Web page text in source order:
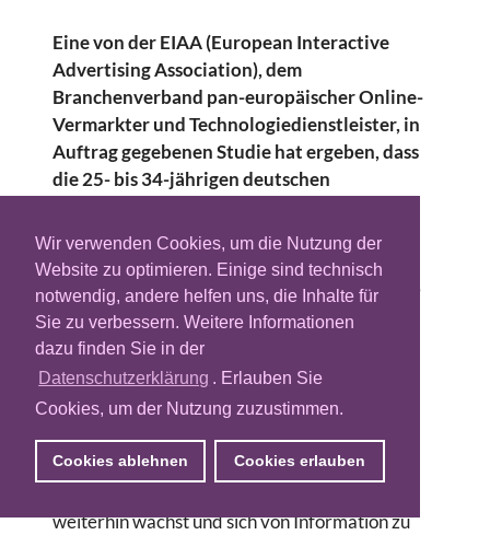
Wir verwenden Cookies, um die Nutzung der
Website zu optimieren. Einige sind technisch
notwendig, andere helfen uns, die Inhalte für
Sie zu verbessern. Weitere Informationen
dazu finden Sie in der
Datenschutzerklärung . Erlauben Sie
Cookies, um der Nutzung zuzustimmen.
Cookies ablehnen Cookies erlauben
Eine von der EIAA (European Interactive
Advertising Association), dem
Branchenverband pan-europäischer Online-
Vermarkter und Technologiedienstleister, in
Auftrag gegebenen Studie hat ergeben, dass
die 25- bis 34-jährigen deutschen
bereits genauso häufig online surfen wie sie
fernsehen. Dabei sollen sie mit wöchentlich
14,4 Stunden nahezu gleich viel Zeit im Web
wie vor dem TV-Gerät (14,7 Stunden)
verbringen. Im Rahmen der "Mediascope
Europe 2008" wurden über 9.000
Internetnutzer in ganz Europa, davon mehr
als 1.000 in Deutschland befragt.
Ein weiteres Ergebnis der Studie ist, dass die
weiterhin wächst und sich von Information zu